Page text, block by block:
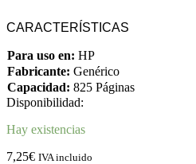
CARACTERÍSTICAS
Para uso en: HP
Fabricante: Genérico
Capacidad: 825 Páginas
Disponibilidad:
Hay existencias
7,25€ IVA incluido